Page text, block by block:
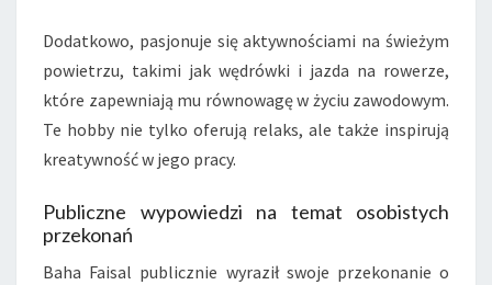
Dodatkowo, pasjonuje się aktywnościami na świeżym
powietrzu, takimi jak wędrówki i jazda na rowerze,
które zapewniają mu równowagę w życiu zawodowym.
Te hobby nie tylko oferują relaks, ale także inspirują
kreatywność w jego pracy.
Publiczne wypowiedzi na temat osobistych
przekonań
Baha Faisal publicznie wyraził swoje przekonanie o